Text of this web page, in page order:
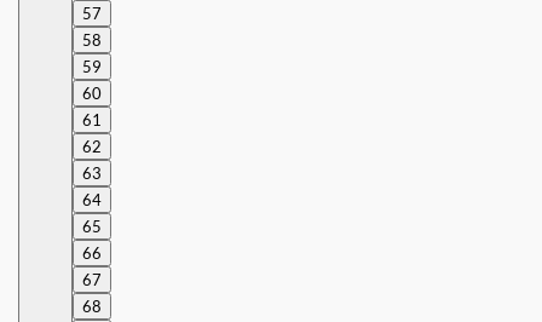
57
58
59
60
61
62
63
64
65
66
67
68